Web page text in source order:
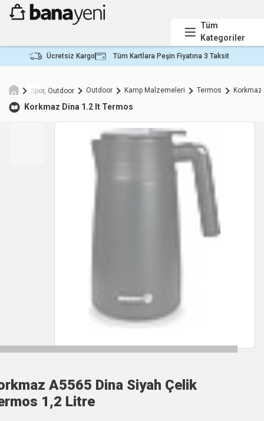
Tüm
Kategoriler
Ücretsiz Kargo Tüm Kartlara Peşin Fiyatına 3 Taksit
Spor, Outdoor Outdoor Kamp Malzemeleri Termos
Korkmaz Dina 1.2 lt Termos
A5565 Dina Siyah Çelik
1,2 Litre